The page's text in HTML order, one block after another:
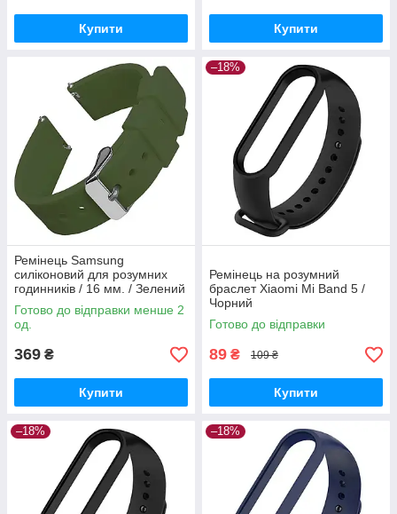
Купити Купити
Ремінець Samsung
силіконовий для розумних
годинників / 16 мм. / Зелений
Готово до відправки менше 2
од.
369 ₴
Купити
–18%
Ремінець на розумний
браслет Xiaomi Mi Band 5 /
Чорний
Готово до відправки
89 ₴ 109 ₴
Купити
–18% –18%